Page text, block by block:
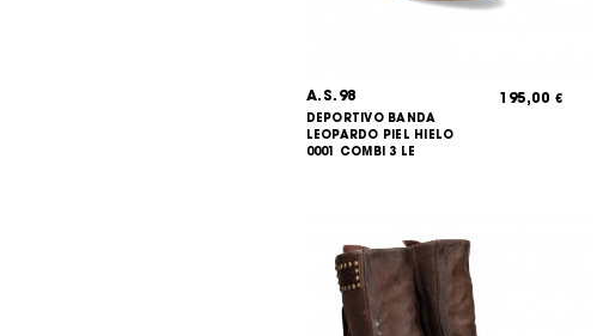
A.S.98
DEPORTIVO BANDA
LEOPARDO PIEL HIELO
0001 COMBI 3 LE
195,00 €